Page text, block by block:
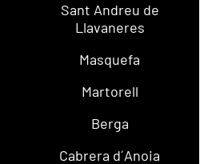
Sant Andreu de
Llavaneres
Masquefa
Martorell
Berga
Cabrera d´Anoia